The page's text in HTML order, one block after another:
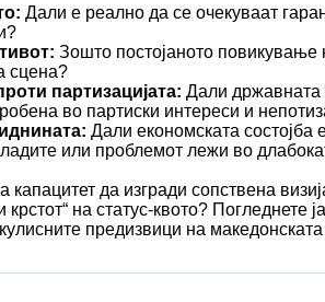
Дали е реално да се очекуваат
Зошто постојаното повикување
сцена?
партизацијата: Дали државната
во партиски интереси и
Дали економската состојба
или проблемот лежи во
да изгради сопствена
крстот“ на статус-квото? Погледнете
предизвици на